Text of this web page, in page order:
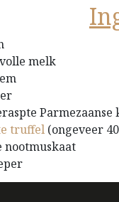
melk
Parmezaanse
truffel (ongeveer
nootmuskaat